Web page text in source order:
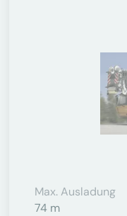
Max. Ausladung
74 m